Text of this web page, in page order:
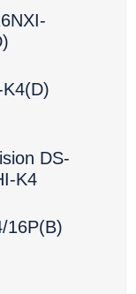
DS-
K4
16P(B)